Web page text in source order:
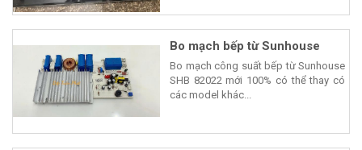
Bo mạch bếp từ Sunhouse
Bo mạch công suất bếp từ Sunhouse
SHB 82022 mới 100% có thể thay có
các model khác...